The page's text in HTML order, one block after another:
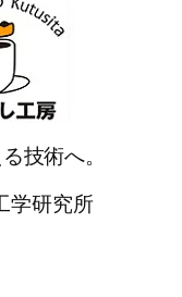
技術へ。
研究所